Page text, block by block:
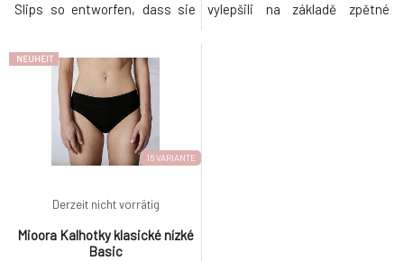
Slips so entworfen, dass sie
Vorderseite besteht aus
atmungsaktivem Bambus,
während die Rückseite mit
sexy Spitze im Brazilian-
Schnitt verziert ist. Bei der
Auswahl der Spitze
vylepšili na základě zpětné
16 VARIANTE
NEUHEIT
Mioora Kalhotky klasické nízké
Basic
Derzeit nicht vorrätig